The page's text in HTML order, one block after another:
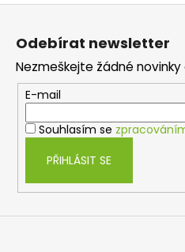
Odebírat newsletter
Nezmeškejte žádné novinky
E-mail
Souhlasím se
PŘIHLÁSIT SE